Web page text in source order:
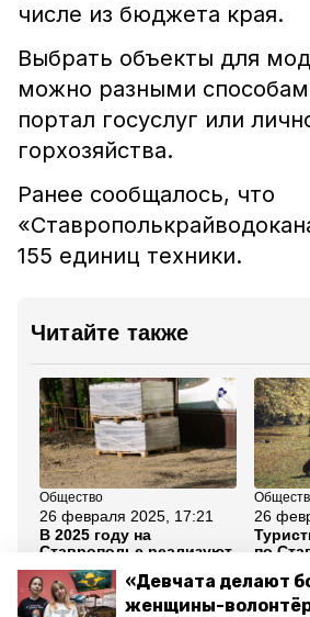
«Девчата делают
женщины-
числе из бюджета края.
Выбрать объекты для
можно разными
портал госуслуг или
горхозяйства.
Ранее сообщалось, что
155 единиц техники.
Читайте также
Общество
26 февраля 2025, 17:21
В 2025 году на
Ставрополье реализуют
147 народных проектов
26
по